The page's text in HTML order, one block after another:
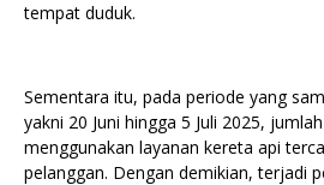
tempat duduk.
Sementara itu, pada periode yang
yakni 20 Juni hingga 5 Juli 2025,
menggunakan layanan kereta api
pelanggan. Dengan demikian, terjadi